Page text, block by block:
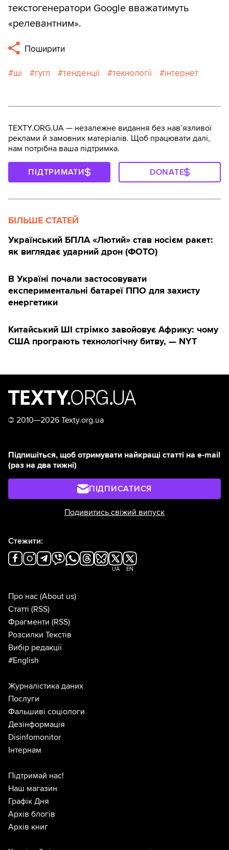
текстогенератори Google вважатимуть
«релевантним».
Поширити
ші гугл тенденції технології інтернет
TEXTY.ORG.UA — незалежне видання без навʼязливої
реклами й замовних матеріалів. Щоб працювати далі,
нам потрібна ваша підтримка.
ПІДТРИМАТИ DONATE
БІЛЬШЕ СТАТЕЙ
Український БПЛА «Лютий» став носієм ракет:
як виглядає ударний дрон (ФОТО)
В Україні почали застосовувати
експериментальні батареї ППО для захисту
енергетики
Китайський ШІ стрімко завойовує Африку: чому
США програють технологічну битву, — NYT
© 2010—2026 Texty.org.ua
Підпишіться, щоб отримувати найкращі статті на e-mail
(раз на два тижні)
ПІДПИСАТИСЯ
Подивитись свіжий випуск
Стежити:
UA EN
Про нас (About us)
Статті (RSS)
Фрагменти (RSS)
Розсилки Текстів
Вибір редакції
#English
Журналістика даних
Послуги
Фальшиві соціологи
Дезінформація
Disinfomonitor
Інтернам
Підтримай нас!
Наш магазин
Графік Дня
Архів блогів
Архів книг